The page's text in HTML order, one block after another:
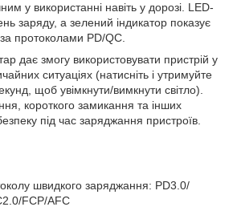
у використанні навіть у дорозі. LED-
заряду, а зелений індикатор показує
протоколами PD/QC.
дає змогу використовувати пристрій у
ситуаціях (натисніть і утримуйте
щоб увімкнути/вимкнути світло).
короткого замикання та інших
під час заряджання пристроїв.
швидкого заряджання: PD3.0/
FCP/AFC